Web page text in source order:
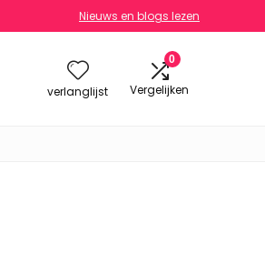
Nieuws en blogs lezen
verlanglijst
0
Vergelijken